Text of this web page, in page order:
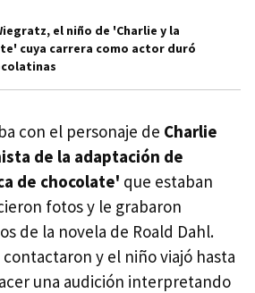
el niño de 'Charlie y la
cuya carrera como actor duró
con el personaje de Charlie
de la adaptación de
de chocolate' que estaban
fotos y le grabaron
de la novela de Roald Dahl.
contactaron y el niño viajó hasta
una audición interpretando